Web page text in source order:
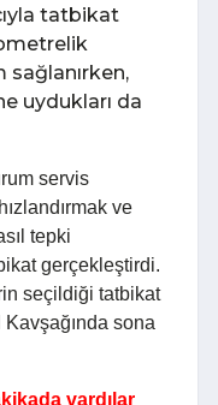
tatbikat
sağlanırken,
uydukları da
servis
ve
tepki
gerçekleştirdi.
seçildiği tatbikat
sona
vardılar